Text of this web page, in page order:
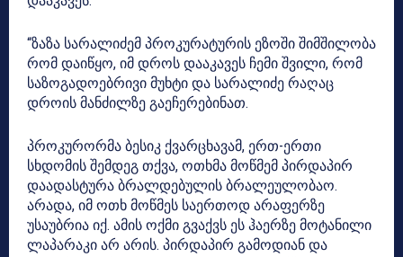
“ზაზა სარალიძემ პროკურატურის ეზოში შიმშილობა
რომ დაიწყო, იმ დროს დააკავეს ჩემი შვილი, რომ
საზოგადოებრივი მუხტი და სარალიძე რაღაც
დროის მანძილზე გაეჩერებინათ.
პროკურორმა ბესიკ ქვარცხავამ, ერთ-ერთი
სხდომის შემდეგ თქვა, ოთხმა მოწმემ პირდაპირ
დაადასტურა ბრალდებულის ბრალეულობაო.
არადა, იმ ოთხ მოწმეს საერთოდ არაფერზე
უსაუბრია იქ. ამის ოქმი გვაქვს ეს ჰაერზე მოტანილი
ლაპარაკი არ არის. პირდაპირ გამოდიან და